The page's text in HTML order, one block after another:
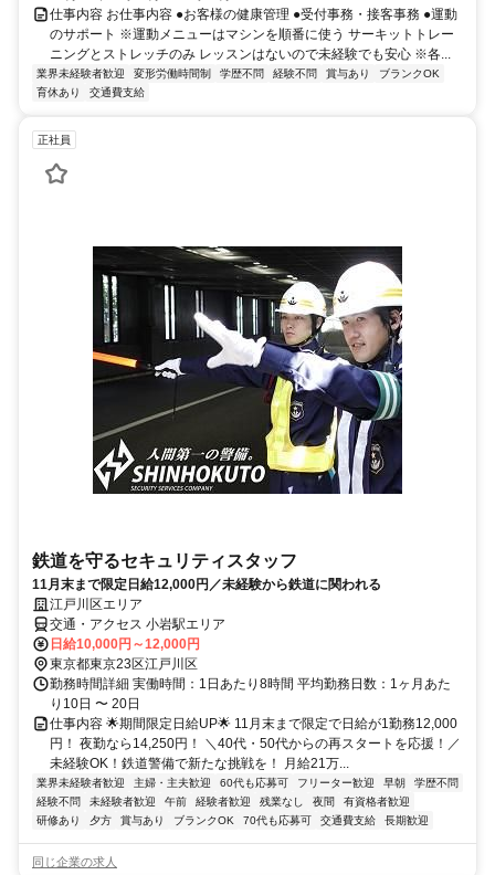
仕事内容 お仕事内容 ●お客様の健康管理 ●受付事務・接客事務 ●運動
のサポート ※運動メニューはマシンを順番に使う サーキットトレー
ニングとストレッチのみ レッスンはないので未経験でも安心 ※各...
業界未経験者歓迎 変形労働時間制 学歴不問 経験不問 賞与あり
ブランクOK
育休あり
交通費支給
正社員
鉄道を守るセキュリティスタッフ
11月末まで限定日給12,000円／未経験から鉄道に関われる
江戸川区エリア
交通・アクセス 小岩駅エリア
日給10,000円～12,000円
東京都東京23区江戸川区
勤務時間詳細 実働時間：1日あたり8時間 平均勤務日数：1ヶ月あた
り10日 〜 20日
仕事内容 🌟期間限定日給UP🌟 11月末まで限定で日給が1勤務12,000
円！ 夜勤なら14,250円！ ＼40代・50代からの再スタートを応援！／
未経験OK！鉄道警備で新たな挑戦を！ 月給21万...
業界未経験者歓迎 主婦・主夫歓迎 60代も応募可 フリーター歓迎 早朝
学歴不問
経験不問
未経験者歓迎 午前 経験者歓迎 残業なし 夜間
有資格者歓迎
研修あり
夕方 賞与あり ブランクOK 70代も応募可 交通費支給 長期歓迎
同じ企業の求人